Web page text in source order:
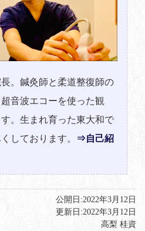
。鍼灸師と柔道整復師の
音波エコーを使った観
。生まれ育った東大和で
しております。
⇒自己紹
公開日:2022年3月12日
更新日:2022年3月12日
高梨 桂資